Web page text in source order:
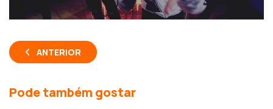
ANTERIOR
Pode também gostar